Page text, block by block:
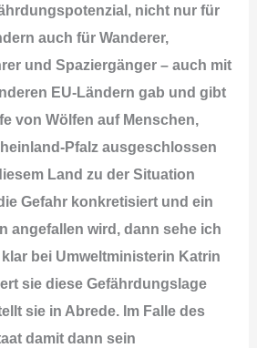
nicht nur für
auch für Wanderer,
und Spaziergänger – auch mit
EU-Ländern gab und gibt
von Wölfen auf Menschen,
Pfalz ausgeschlossen
Land zu der Situation
Gefahr konkretisiert und ein
angefallen wird, dann sehe ich
bei Umweltministerin Katrin
sie diese Gefährdungslage
sie in Abrede. Im Falle des
damit dann sein